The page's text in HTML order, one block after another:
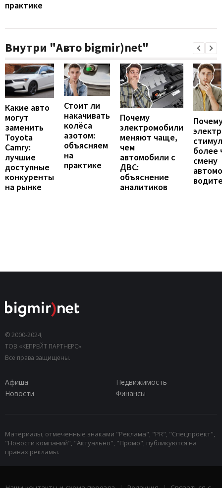
практике
Внутри "Авто bigmir)net"
Какие авто
могут
заменить
Toyota
Camry:
лучшие
доступные
конкуренты
на рынке
Стоит ли
накачивать
колёса
азотом:
объясняем
на
практике
Почему
электромобили
меняют чаще,
чем
автомобили с
ДВС:
объяснение
аналитиков
более
смену
© 2000-2024,
ТОВ «КЕПРЕЙТ ПАРТНЕРС».
Все права защищены.
Афиша
Недвижимость
Новости
Финансы
Материалы, отмеченные знаками "Реклама", "PR", "Спецпроект",
"Новости компаний", "Актуально", "Промо", публикуются на
правах рекламы.